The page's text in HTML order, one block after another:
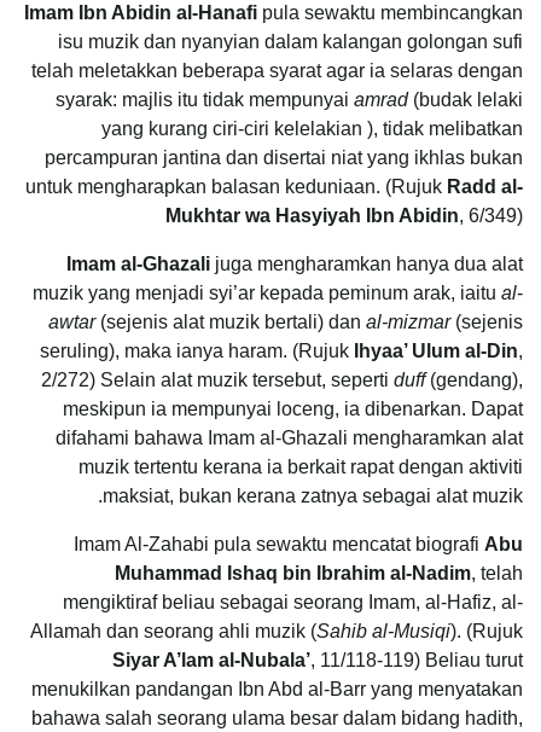
Imam Ibn Abidin al-Hanafi pula sewaktu membincangkan
isu muzik dan nyanyian dalam kalangan golongan sufi
telah meletakkan beberapa syarat agar ia selaras dengan
syarak: majlis itu tidak mempunyai amrad(budak lelaki
yang kurang ciri-ciri kelelakian ), tidak melibatkan
percampuran jantina dan disertai niat yang ikhlas bukan
untuk mengharapkan balasan keduniaan. (Rujuk Radd al-
Mukhtar wa Hasyiyah Ibn Abidin, 6/349)
Imam al-Ghazali juga mengharamkan hanya dua alat
muzik yang menjadi syi’ar kepada peminum arak, iaitu al-
awtar(sejenis alat muzik bertali) dan al-mizmar(sejenis
seruling), maka ianya haram. (Rujuk
Ihyaa’ Ulum al-Din,
2/272) Selain alat muzik tersebut, seperti duff(gendang),
meskipun ia mempunyai loceng, ia dibenarkan. Dapat
difahami bahawa Imam al-Ghazali mengharamkan alat
muzik tertentu kerana ia berkait rapat dengan aktiviti
maksiat, bukan kerana zatnya sebagai alat muzik.
Imam Al-Zahabi pula sewaktu mencatat biografi Abu
Muhammad Ishaq bin Ibrahim al-Nadim, telah
mengiktiraf beliau sebagai seorang Imam, al-Hafiz, al-
Allamah dan seorang ahli muzik (Sahib al-Musiqi). (Rujuk
Siyar A’lam al-Nubala’, 11/118-119) Beliau turut
menukilkan pandangan Ibn Abd al-Barr yang menyatakan
bahawa salah seorang ulama besar dalam bidang hadith,